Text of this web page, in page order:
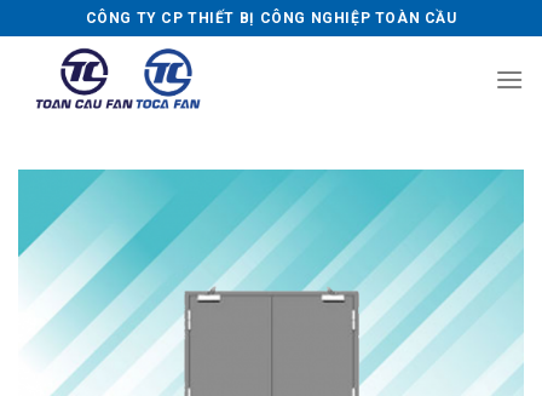
to
content
CÔNG TY CP THIẾT BỊ CÔNG NGHIỆP TOÀN CẦU